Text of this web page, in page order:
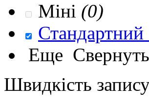
Міні (0)
Стандартний
Еще Свернуть
Швидкість